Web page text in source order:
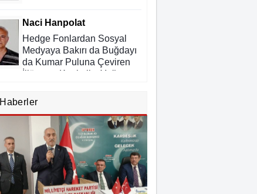
Naci Hanpolat
Hedge Fonlardan Sosyal
Medyaya Bakırı da Buğdayı
da Kumar Puluna Çeviren
İllüzyon: Kapitalist Yağmaya
SAHİDEN ŞANLIURFA
SAHİPSİZ Mİ?
Cemil Yeşildağ
Dersa Mentikî û Lûyê
Haberler